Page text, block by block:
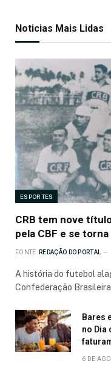
Noticias Mais Lidas
ESPORTES
CRB tem nove
pela CBF e se
FONTE: REDAÇÃO DO PORTAL
A história do futebol
Confederação
Bares
no Dia
6 DE